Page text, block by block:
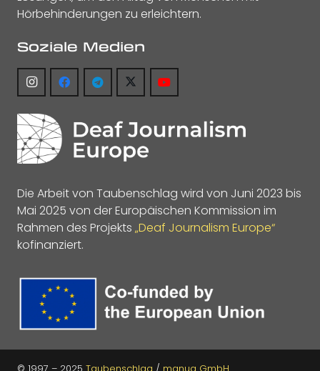
Hörbehinderungen zu erleichtern.
Soziale Medien
Die Arbeit von Taubenschlag wird von Juni 2023 bis
Mai 2025 von der Europäischen Kommission im
Rahmen des Projekts „Deaf Journalism Europe“
kofinanziert.